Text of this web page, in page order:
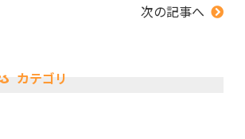
次の記事へ
カテゴリ